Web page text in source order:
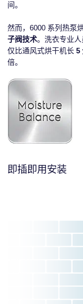
间。
然而，6000 系列热泵
子阀技术。洗衣专业人
仅比通风式烘干机长 5
倍。
即插即用安装